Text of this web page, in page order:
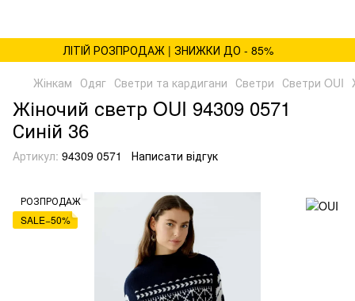
ЛІТІЙ РОЗПРОДАЖ | ЗНИЖКИ ДО - 85%
Жінкам Одяг Светри та кардигани Светри Светри OUI
Жіночий светр OUI 94309 0571
Синій 36
Артикул: 94309 0571 Написати відгук
РОЗПРОДАЖ
SALE−50%